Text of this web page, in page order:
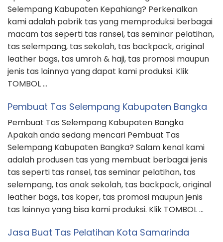
Selempang Kabupaten Kepahiang? Perkenalkan
kami adalah pabrik tas yang memproduksi berbagai
macam tas seperti tas ransel, tas seminar pelatihan,
tas selempang, tas sekolah, tas backpack, original
leather bags, tas umroh & haji, tas promosi maupun
jenis tas lainnya yang dapat kami produksi. Klik
TOMBOL …
Pembuat Tas Selempang Kabupaten Bangka
Pembuat Tas Selempang Kabupaten Bangka
Apakah anda sedang mencari Pembuat Tas
Selempang Kabupaten Bangka? Salam kenal kami
adalah produsen tas yang membuat berbagai jenis
tas seperti tas ransel, tas seminar pelatihan, tas
selempang, tas anak sekolah, tas backpack, original
leather bags, tas koper, tas promosi maupun jenis
tas lainnya yang bisa kami produksi. Klik TOMBOL …
Jasa Buat Tas Pelatihan Kota Samarinda